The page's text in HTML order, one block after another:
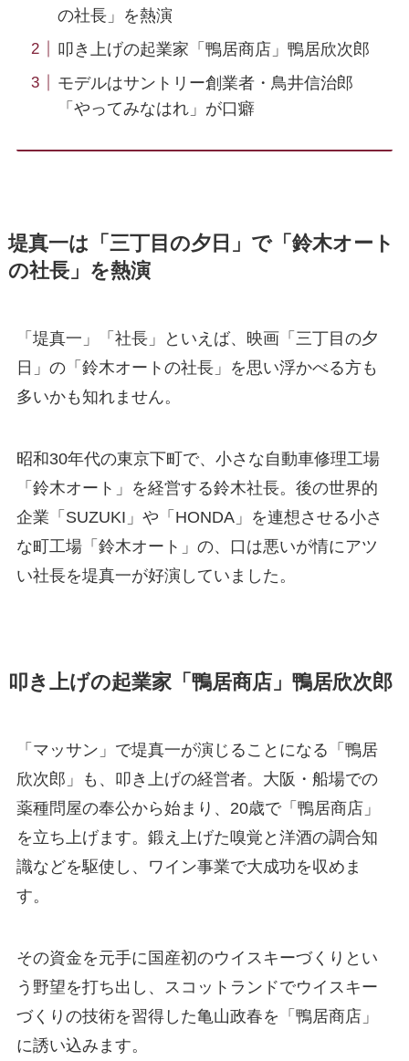
の社長」を熱演
叩き上げの起業家「鴨居商店」鴨居欣次郎
モデルはサントリー創業者・鳥井信治郎
「やってみなはれ」が口癖
堤真一は「三丁目の夕日」で「鈴木オート
の社長」を熱演
「堤真一」「社長」といえば、映画「三丁目の夕
日」の「鈴木オートの社長」を思い浮かべる方も
多いかも知れません。
昭和30年代の東京下町で、小さな自動車修理工場
「鈴木オート」を経営する鈴木社長。後の世界的
企業「SUZUKI」や「HONDA」を連想させる小さ
な町工場「鈴木オート」の、口は悪いが情にアツ
い社長を堤真一が好演していました。
叩き上げの起業家「鴨居商店」鴨居欣次郎
「マッサン」で堤真一が演じることになる「鴨居
欣次郎」も、叩き上げの経営者。大阪・船場での
薬種問屋の奉公から始まり、20歳で「鴨居商店」
を立ち上げます。鍛え上げた嗅覚と洋酒の調合知
識などを駆使し、ワイン事業で大成功を収めま
す。
その資金を元手に国産初のウイスキーづくりとい
う野望を打ち出し、スコットランドでウイスキー
づくりの技術を習得した亀山政春を「鴨居商店」
に誘い込みます。